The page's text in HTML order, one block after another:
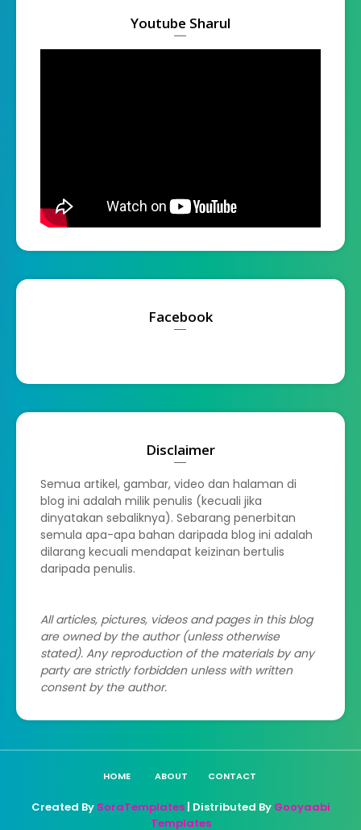
Youtube Sharul
Facebook
Disclaimer
Semua artikel, gambar, video dan halaman di
blog ini adalah milik penulis (kecuali jika
dinyatakan sebaliknya). Sebarang penerbitan
semula apa-apa bahan daripada blog ini adalah
dilarang kecuali mendapat keizinan bertulis
daripada penulis.
All articles, pictures, videos and pages in this blog
are owned by the author (unless otherwise
stated). Any reproduction of the materials by any
party are strictly forbidden unless with written
consent by the author.
HOME ABOUT CONTACT
Created By SoraTemplates| Distributed By Gooyaabi
Templates